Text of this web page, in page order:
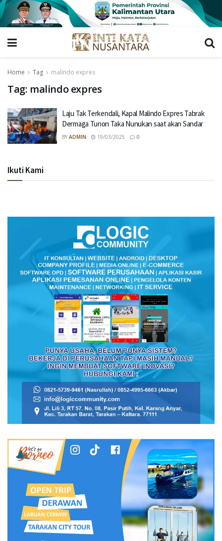
Home Tag malindo expres
Tag: malindo expres
Laju Tak Terkendali, Kapal Malindo Expres Tabrak
Dermaga Tunon Taka Nunukan saat akan Sandar
BY ADMIN 19/03/2025 0
Ikuti Kami